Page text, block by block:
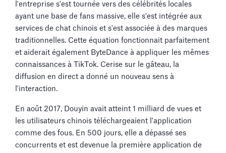
l'entreprise s'est tournée vers des célébrités locales
ayant une base de fans massive, elle s'est intégrée aux
services de chat chinois et s'est associée à des marques
traditionnelles. Cette équation fonctionnait parfaitement
et aiderait également ByteDance à appliquer les mêmes
connaissances à TikTok. Cerise sur le gâteau, la
diffusion en direct a donné un nouveau sens à
l'interaction.
En août 2017, Douyin avait atteint 1 milliard de vues et
les utilisateurs chinois téléchargeaient l'application
comme des fous. En 500 jours, elle a dépassé ses
concurrents et est devenue la première application de